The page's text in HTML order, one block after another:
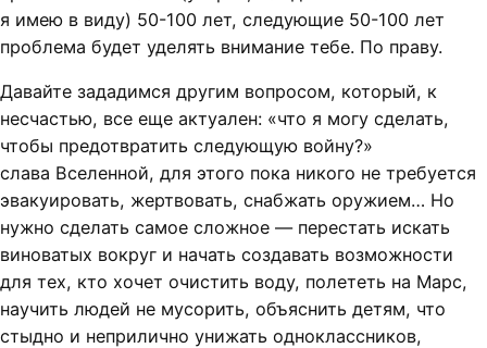
я имею в виду) 50-100 лет, следующие 50-100 лет
проблема будет уделять внимание тебе. По праву.
Давайте зададимся другим вопросом, который, к
несчастью, все еще актуален: «что я могу сделать,
чтобы предотвратить следующую войну?»
слава Вселенной, для этого пока никого не требуется
эвакуировать, жертвовать, снабжать оружием… Но
нужно сделать самое сложное — перестать искать
виноватых вокруг и начать создавать возможности
для тех, кто хочет очистить воду, полететь на Марс,
научить людей не мусорить, объяснить детям, что
стыдно и неприлично унижать одноклассников,